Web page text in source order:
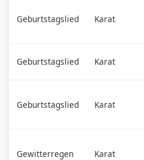
Geburtstagslied Karat
Geburtstagslied Karat
Geburtstagslied Karat
Gewitterregen Karat